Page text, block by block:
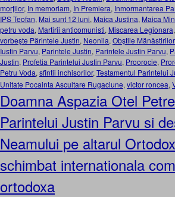
morţilor, In memoriam, In Premiera, Inmormantarea
IPS Teofan, Mai sunt 12 luni, Maica Justina, Maica
petru voda, Martirii anticomunisti, Miscarea Legionara,
vorbeşte Părintele Justin, Neonila, Obştile
Iustin Parvu, Parintele Justin, Parintele Justin Parvu,
Justin, Profetia Parintelui Justin Parvu, Proorocie,
Petru Voda, sfintii inchisorilor, Testamentul Parintelui
Unitate Pocainta Ascultare Rugaciune, victor roncea,
Doamna Aspazia Otel
Parintelui Justin Parvu si
Neamului pe altarul
schimbat internationala
ortodoxa